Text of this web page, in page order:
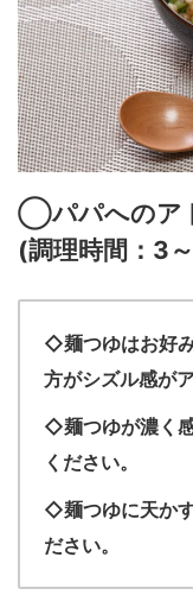
◯パパへのア
(調理時間：3
◇麺つゆはお好
方がシズル感が
◇麺つゆが濃く
ください。
◇麺つゆに天か
ださい。